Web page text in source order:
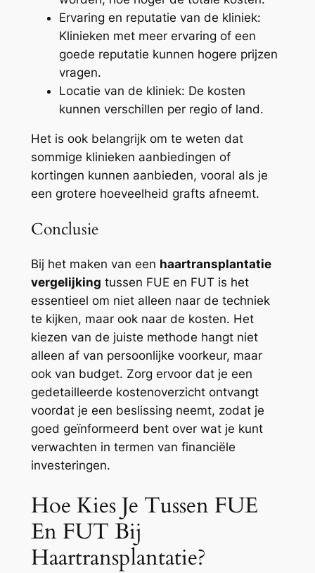
Ervaring en reputatie van de kliniek:
Klinieken met meer ervaring of een
goede reputatie kunnen hogere prijzen
vragen.
Locatie van de kliniek: De kosten
kunnen verschillen per regio of land.
Het is ook belangrijk om te weten dat
sommige klinieken aanbiedingen of
kortingen kunnen aanbieden, vooral als je
een grotere hoeveelheid grafts afneemt.
Conclusie
Bij het maken van een haartransplantatie
vergelijking tussen FUE en FUT is het
essentieel om niet alleen naar de techniek
te kijken, maar ook naar de kosten. Het
kiezen van de juiste methode hangt niet
alleen af van persoonlijke voorkeur, maar
ook van budget. Zorg ervoor dat je een
gedetailleerde kostenoverzicht ontvangt
voordat je een beslissing neemt, zodat je
goed geïnformeerd bent over wat je kunt
verwachten in termen van financiële
investeringen.
Hoe Kies Je Tussen FUE
En FUT Bij
Haartransplantatie?